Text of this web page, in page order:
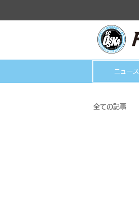
ニュース
全ての記事